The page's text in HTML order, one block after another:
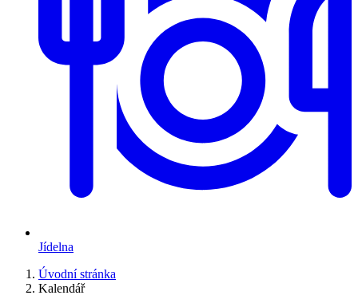
Jídelna
Úvodní stránka
Kalendář